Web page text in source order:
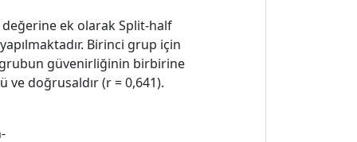
değerine ek olarak Split-half
Birinci grup için
güvenirliğinin birbirine
doğrusaldır (r = 0,641).